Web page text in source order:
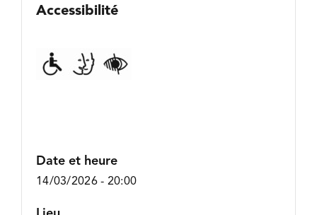
Accessibilité
Date et heure
14/03/2026 - 20:00